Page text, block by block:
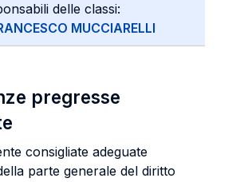
delle classi:
MUCCIARELLI
pregresse
consigliate adeguate
parte generale del diritto